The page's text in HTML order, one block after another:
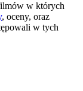
w których
, oceny, oraz
w tych